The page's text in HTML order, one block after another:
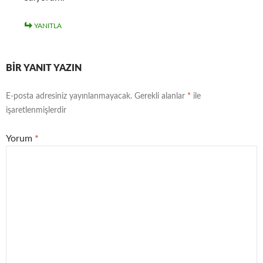
YANITLA
BIR YANIT YAZIN
E-posta adresiniz yayınlanmayacak. Gerekli alanlar * ile
işaretlenmişlerdir
Yorum *